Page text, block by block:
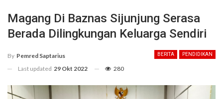
Magang Di Baznas Sijunjung Serasa
Berada Dilingkungan Keluarga Sendiri
BERITA PENDIDIKAN
By Pemred Saptarius
Last updated 29 Okt 2022 280